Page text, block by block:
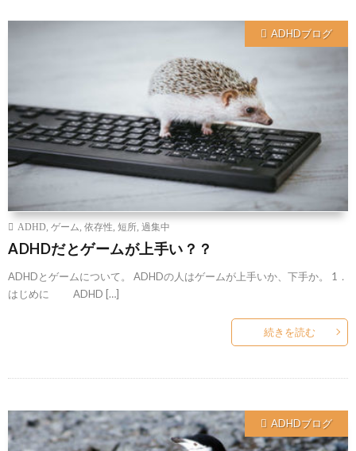
ADHDブログ
ADHD ゲーム 依存性 短所 過集中
ADHDだとゲームが上手い？？
ADHDとゲームについて。 ADHDの人はゲームが上手いか、下手か。 1．
はじめに ADHD […]
続きを読む
ADHDブログ